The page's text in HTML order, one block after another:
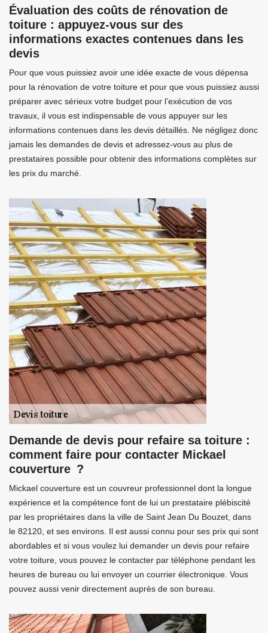
Évaluation des coûts de rénovation de
toiture : appuyez-vous sur des
informations exactes contenues dans les
devis
Pour que vous puissiez avoir une idée exacte de vous dépensa
pour la rénovation de votre toiture et pour que vous puissiez aussi
préparer avec sérieux votre budget pour l’exécution de vos
travaux, il vous est indispensable de vous appuyer sur les
informations contenues dans les devis détaillés. Ne négligez donc
jamais les demandes de devis et adressez-vous au plus de
prestataires possible pour obtenir des informations complètes sur
les prix du marché.
Demande de devis pour refaire sa toiture :
comment faire pour contacter Mickael
couverture ?
Mickael couverture est un couvreur professionnel dont la longue
expérience et la compétence font de lui un prestataire plébiscité
par les propriétaires dans la ville de Saint Jean Du Bouzet, dans
le 82120, et ses environs. Il est aussi connu pour ses prix qui sont
abordables et si vous voulez lui demander un devis pour refaire
votre toiture, vous pouvez le contacter par téléphone pendant les
heures de bureau ou lui envoyer un courrier électronique. Vous
pouvez aussi venir directement auprès de son bureau.